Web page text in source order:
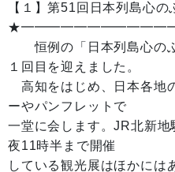
【１】第51回日本列島心の
恒例の「日本列島心のふ
１回目を迎えました。
高知をはじめ、日本各地
ーやパンフレットで
一堂に会します。JR北新
夜11時半まで開催
している観光展はほかには